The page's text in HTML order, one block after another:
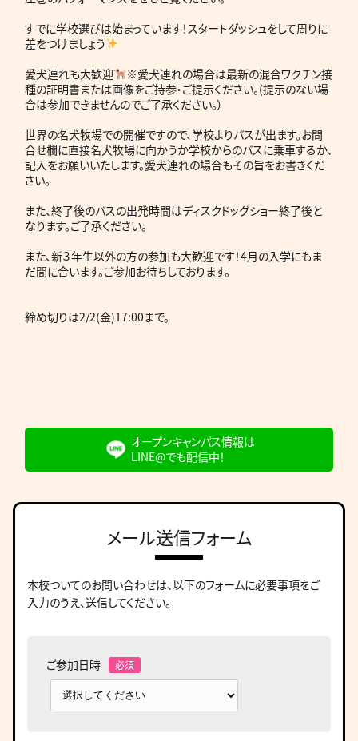
すでに学校選びは始まっています！スタートダッシュをして周りに
差をつけましょう
愛犬連れも大歓迎
※愛犬連れの場合は最新の混合ワクチン接
種の証明書または画像をご持参・ご提示ください。(提示のない場
合は参加できませんのでご了承ください。）
世界の名犬牧場での開催ですので、学校よりバスが出ます。お問
合せ欄に直接名犬牧場に向かうか学校からのバスに乗車するか、
記入をお願いいたします。愛犬連れの場合もその旨をお書きくだ
さい。
また、終了後のバスの出発時間はディスクドッグショー終了後と
なります。ご了承ください。
また、新３年生以外の方の参加も大歓迎です！4月の入学にもま
だ間に合います。ご参加お待ちしております。
締め切りは2/2(金)17:00まで。
オープンキャンパス情報は
LINE@でも配信中！
メール送信フォーム
本校ついてのお問い合わせは、以下のフォームに必要事項をご
入力のうえ、送信してください。
ご参加日時